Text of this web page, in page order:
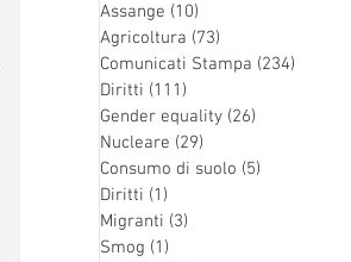
Assange (10)
Agricoltura (73)
Comunicati Stampa (234)
Diritti (111)
Gender equality (26)
Nucleare (29)
Consumo di suolo (5)
Diritti (1)
Migranti (3)
Smog (1)